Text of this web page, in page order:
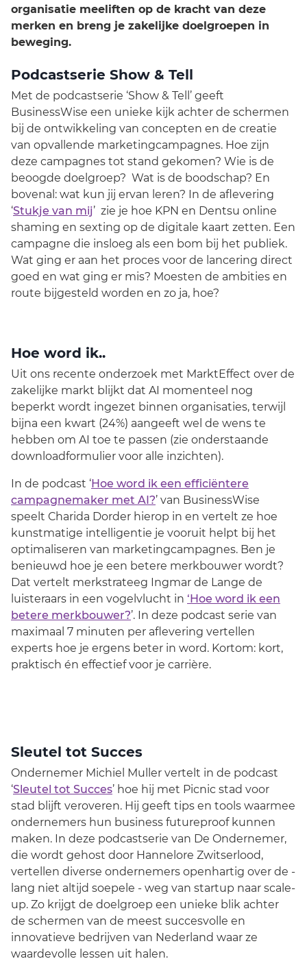
organisatie meeliften op de kracht van deze
merken en breng je zakelijke doelgroepen in
beweging.
Podcastserie Show & Tell
Met de podcastserie ‘Show & Tell’ geeft
BusinessWise een unieke kijk achter de schermen
bij de ontwikkeling van concepten en de creatie
van opvallende marketingcampagnes. Hoe zijn
deze campagnes tot stand gekomen? Wie is de
beoogde doelgroep? Wat is de boodschap? En
bovenal: wat kun jij ervan leren? In de aflevering
‘Stukje van mij’ zie je hoe KPN en Dentsu online
shaming en sexting op de digitale kaart zetten. Een
campagne die insloeg als een bom bij het publiek.
Wat ging er aan het proces voor de lancering direct
goed en wat ging er mis? Moesten de ambities en
route bijgesteld worden en zo ja, hoe?
Hoe word ik..
Uit ons recente onderzoek met MarktEffect over de
zakelijke markt blijkt dat AI momenteel nog
beperkt wordt ingezet binnen organisaties, terwijl
bijna een kwart (24%) aangeeft wel de wens te
hebben om AI toe te passen (zie onderstaande
downloadformulier voor alle inzichten).
In de podcast ‘Hoe word ik een efficiëntere
campagnemaker met AI?’ van BusinessWise
speelt Charida Dorder hierop in en vertelt ze hoe
kunstmatige intelligentie je vooruit helpt bij het
optimaliseren van marketingcampagnes. Ben je
benieuwd hoe je een betere merkbouwer wordt?
Dat vertelt merkstrateeg Ingmar de Lange de
luisteraars in een vogelvlucht in ‘Hoe word ik een
betere merkbouwer?’. In deze podcast serie van
maximaal 7 minuten per aflevering vertellen
experts hoe je ergens beter in word. Kortom: kort,
praktisch én effectief voor je carrière.
Sleutel tot Succes
Ondernemer Michiel Muller vertelt in de podcast
‘Sleutel tot Succes’ hoe hij met Picnic stad voor
stad blijft veroveren. Hij geeft tips en tools waarmee
ondernemers hun business futureproof kunnen
maken. In deze podcastserie van De Ondernemer,
die wordt gehost door Hannelore Zwitserlood,
vertellen diverse ondernemers openhartig over de -
lang niet altijd soepele - weg van startup naar scale-
up. Zo krijgt de doelgroep een unieke blik achter
de schermen van de meest succesvolle en
innovatieve bedrijven van Nederland waar ze
waardevolle lessen uit halen.